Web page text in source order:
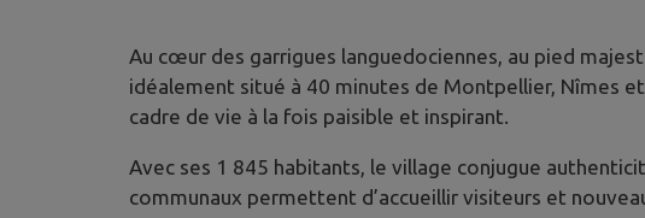
Au cœur des garrigues languedociennes, au pied
idéalement situé à 40 minutes de Montpellier, Nîmes
cadre de vie à la fois paisible et inspirant.
Avec ses 1 845 habitants, le village conjugue
communaux permettent d’accueillir visiteurs et